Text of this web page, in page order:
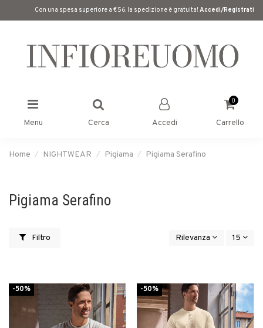
Con una spesa superiore a €56, la spedizione è gratuita! Accedi/Registrati
Menu Cerca Accedi
0
Carrello
Home NIGHTWEAR Pigiama Pigiama Serafino
Pigiama Serafino
Filtro Rilevanza 15
-50% -50%